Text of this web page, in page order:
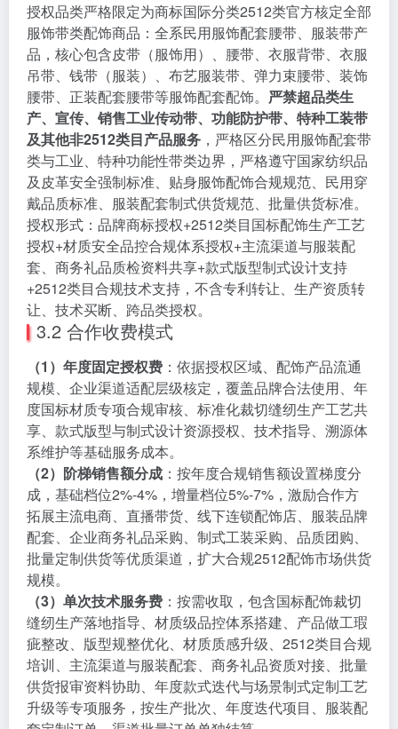
授权品类严格限定为商标国际分类2512类官方核定全部
服饰带类配饰商品：全系民用服饰配套腰带、服装带产
品，核心包含皮带（服饰用）、腰带、衣服背带、衣服
吊带、钱带（服装）、布艺服装带、弹力束腰带、装饰
腰带、正装配套腰带等服饰配套配饰。 严禁超品类生
产、宣传、销售工业传动带、功能防护带、特种工装带
及其他非2512类目产品服务 ，严格区分民用服饰配套带
类与工业、特种功能性带类边界，严格遵守国家纺织品
及皮革安全强制标准、贴身服饰配饰合规规范、民用穿
戴品质标准、服装配套制式供货规范、批量供货标准。
授权形式：品牌商标授权+2512类目国标配饰生产工艺
授权+材质安全品控合规体系授权+主流渠道与服装配
套、商务礼品质检资料共享+款式版型制式设计支持
+2512类目合规技术支持，不含专利转让、生产资质转
让、技术买断、跨品类授权。
3.2 合作收费模式
（1）年度固定授权费 ：依据授权区域、配饰产品流通
规模、企业渠道适配层级核定，覆盖品牌合法使用、年
度国标材质专项合规审核、标准化裁切缝纫生产工艺共
享、款式版型与制式设计资源授权、技术指导、溯源体
系维护等基础服务成本。
（2）阶梯销售额分成 ：按年度合规销售额设置梯度分
成，基础档位2%-4%，增量档位5%-7%，激励合作方
拓展主流电商、直播带货、线下连锁配饰店、服装品牌
配套、企业商务礼品采购、制式工装采购、品质团购、
批量定制供货等优质渠道，扩大合规2512配饰市场供货
规模。
（3）单次技术服务费 ：按需收取，包含国标配饰裁切
缝纫生产落地指导、材质级品控体系搭建、产品做工瑕
疵整改、版型规整优化、材质质感升级、2512类目合规
培训、主流渠道与服装配套、商务礼品资质对接、批量
供货报审资料协助、年度款式迭代与场景制式定制工艺
升级等专项服务，按生产批次、年度迭代项目、服装配